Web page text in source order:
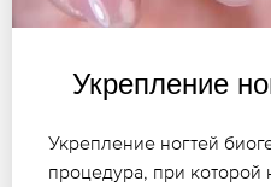
Укрепление
Укрепление ногтей
процедура, при которой